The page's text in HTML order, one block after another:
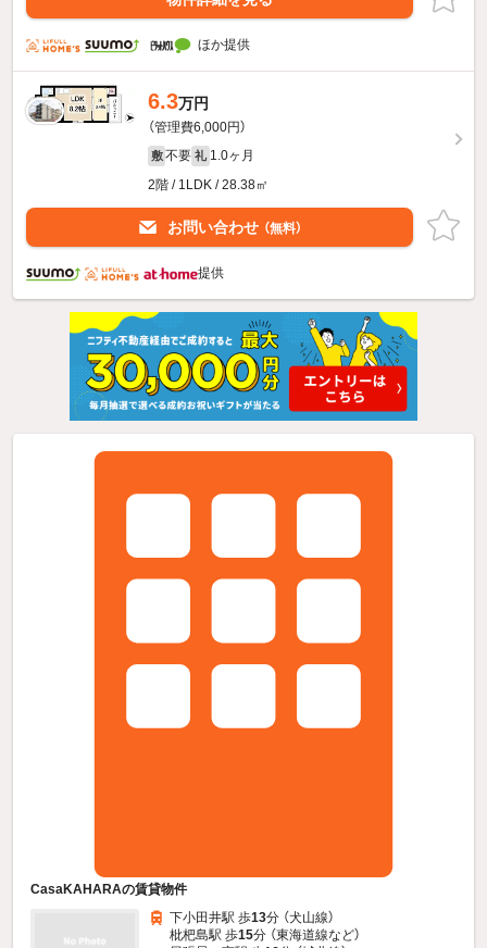
ほか提供
6.3万円
（管理費6,000円）
敷 不要 礼 1.0ヶ月
2階 / 1LDK / 28.38㎡
お問い合わせ （無料）
提供
CasaKAHARAの賃貸物件
下小田井駅 歩13分 （犬山線）
枇杷島駅 歩15分 （東海道線など）